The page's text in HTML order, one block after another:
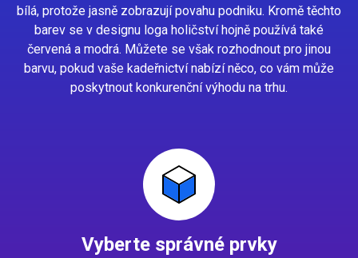
bílá, protože jasně zobrazují povahu podniku. Kromě těchto
barev se v designu loga holičství hojně používá také
červená a modrá. Můžete se však rozhodnout pro jinou
barvu, pokud vaše kadeřnictví nabízí něco, co vám může
poskytnout konkurenční výhodu na trhu.
Vyberte správné prvky